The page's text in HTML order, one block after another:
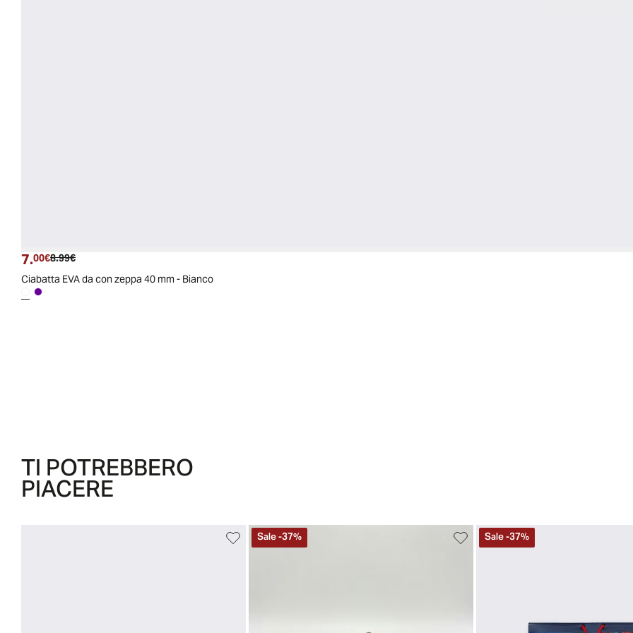
Prezzo attuale
7.00€ Prezzo originale
8.99€
Ciabatta EVA da con zeppa 40 mm - Bianco
TI POTREBBERO
PIACERE
Sale-37% Sale-37%